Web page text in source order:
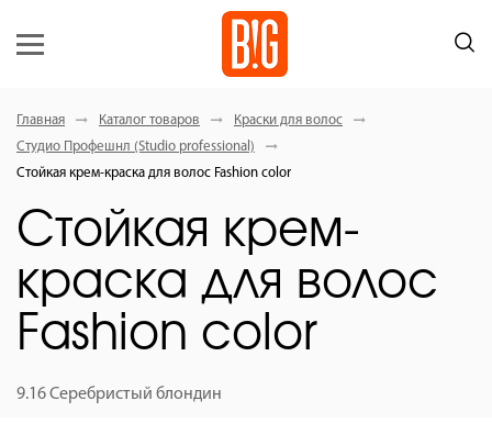
Главная Каталог товаров
Краски для волос
Студио Профешнл (Studio professional)
Стойкая крем-краска для волос Fashion color
Стойкая крем-
краска для волос
Fashion color
9.16 Серебристый блондин